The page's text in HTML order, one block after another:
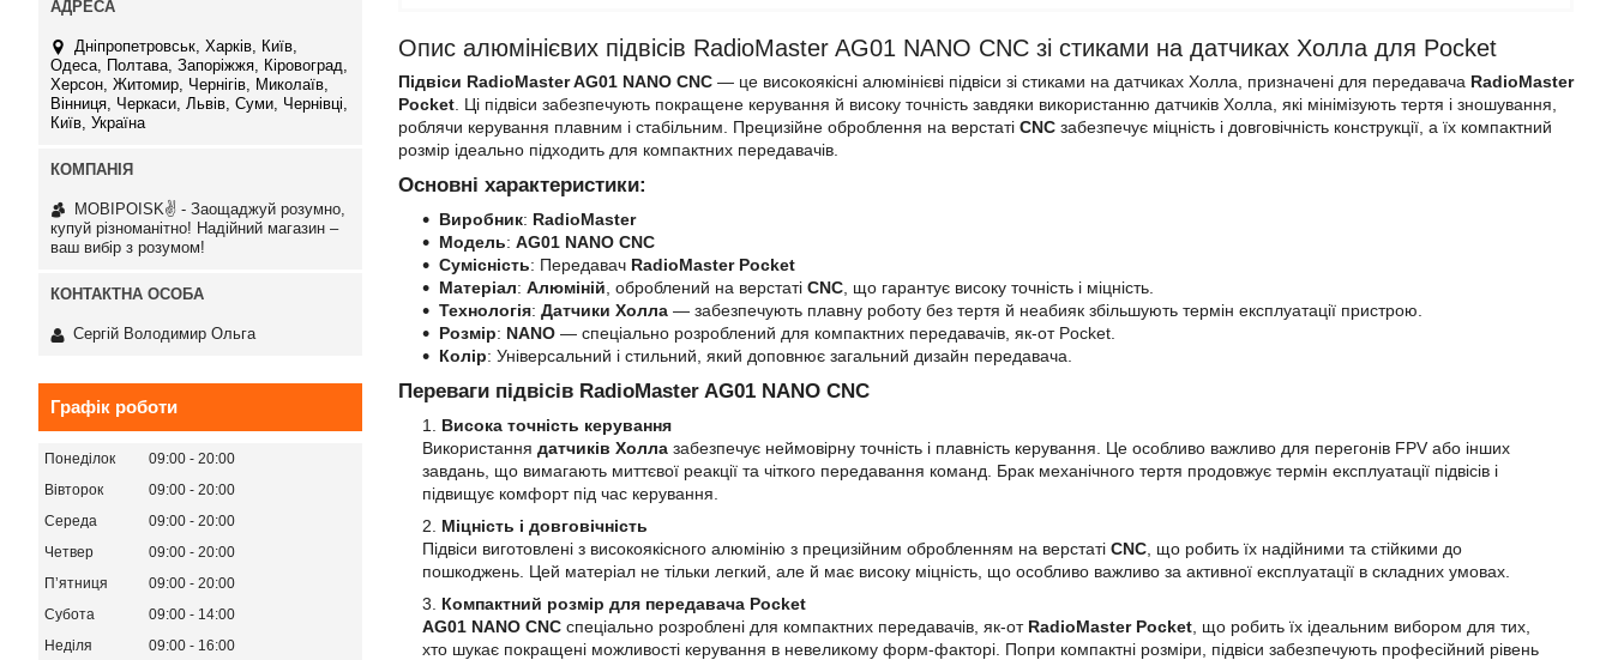
Опис алюмінієвих підвісів RadioMaster AG01 NANO CNC зі стиками на датчиках Холла для Pocket
Підвіси RadioMaster AG01 NANO CNC — це високоякісні алюмінієві підвіси зі стиками на датчиках Холла, призначені для передавача RadioMaster
Pocket . Ці підвіси забезпечують покращене керування й високу точність завдяки використанню датчиків Холла, які мінімізують тертя і зношування,
роблячи керування плавним і стабільним. Прецизійне оброблення на верстаті CNC забезпечує міцність і довговічність конструкції, а їх компактний
розмір ідеально підходить для компактних передавачів.
Основні характеристики:
Виробник: RadioMaster
Модель: AG01 NANO CNC
Сумісність: Передавач RadioMaster Pocket
Матеріал: Алюміній , оброблений на верстаті CNC , що гарантує високу точність і міцність.
Технологія: Датчики Холла — забезпечують плавну роботу без тертя й неабияк збільшують термін експлуатації пристрою.
Розмір: NANO — спеціально розроблений для компактних передавачів, як-от Pocket.
Колір: Універсальний і стильний, який доповнює загальний дизайн передавача.
Переваги підвісів RadioMaster AG01 NANO CNC
Висока точність керування
Використання датчиків Холла забезпечує неймовірну точність і плавність керування. Це особливо важливо для перегонів FPV або інших
завдань, що вимагають миттєвої реакції та чіткого передавання команд. Брак механічного тертя продовжує термін експлуатації підвісів і
підвищує комфорт під час керування.
Міцність і довговічність
Підвіси виготовлені з високоякісного алюмінію з прецизійним обробленням на верстаті CNC , що робить їх надійними та стійкими до
пошкоджень. Цей матеріал не тільки легкий, але й має високу міцність, що особливо важливо за активної експлуатації в складних умовах.
Компактний розмір для передавача Pocket
AG01 NANO CNC спеціально розроблені для компактних передавачів, як-от RadioMaster Pocket , що робить їх ідеальним вибором для тих,
хто шукає покращені можливості керування в невеликому форм-факторі. Попри компактні розміри, підвіси забезпечують професійний рівень
Дніпропетровськ, Харків, Київ,
Одеса, Полтава, Запоріжжя, Кіровоград,
Херсон, Житомир, Чернігів, Миколаїв,
Вінниця, Черкаси, Львів, Суми, Чернівці,
Київ, Україна
MOBIPOISK✌ - Заощаджуй розумно,
купуй різноманітно! Надійний магазин –
ваш вибір з розумом!
Сергій Володимир Ольга
Графік роботи
Понеділок 09:00
20:00
Вівторок
09:00
20:00
Середа
09:00
20:00
Четвер
09:00
20:00
Пʼятниця
09:00
20:00
Субота
09:00
14:00
Неділя
09:00 16:00